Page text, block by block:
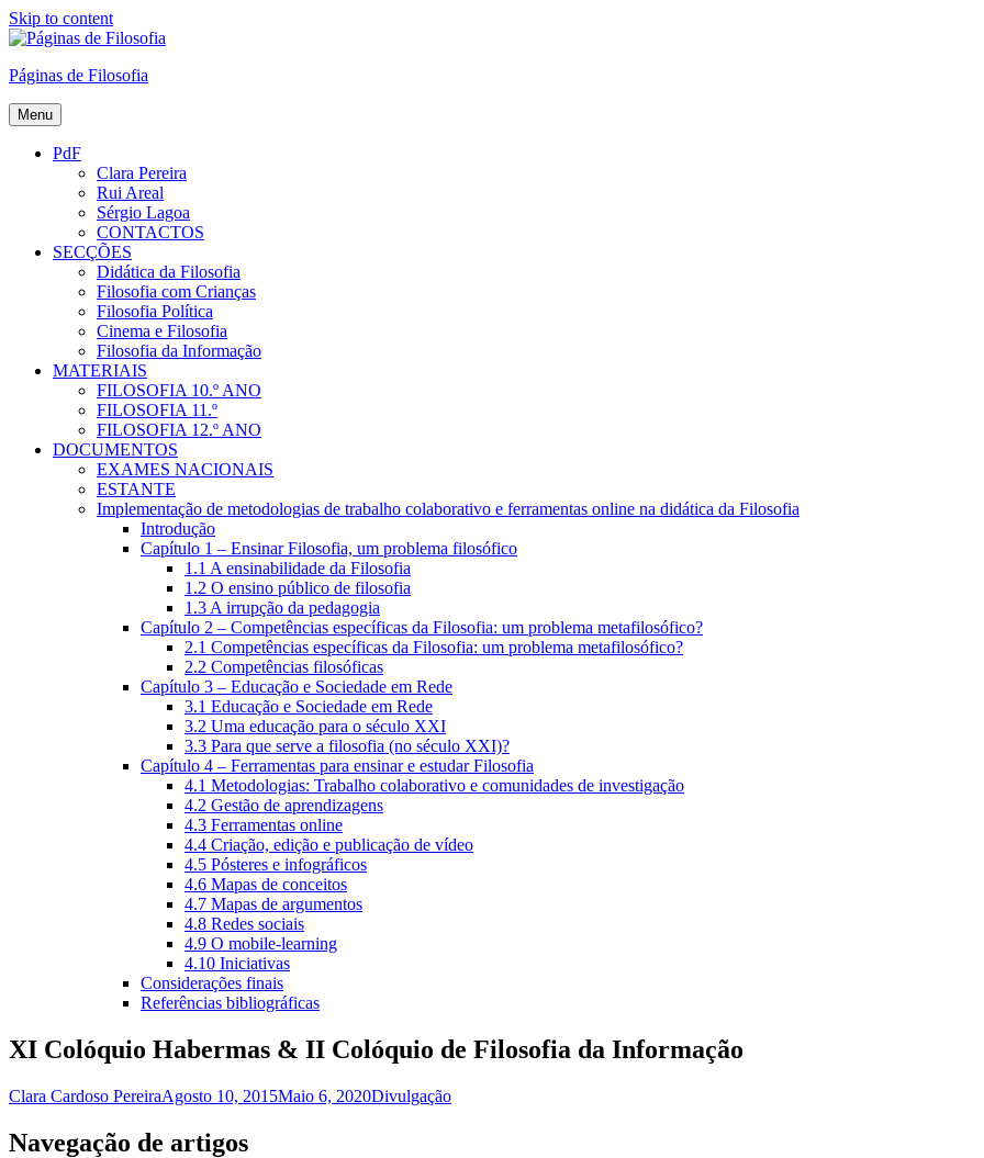
Skip to content
Páginas de Filosofia
Menu
PdF
Clara Pereira
Rui Areal
Sérgio Lagoa
CONTACTOS
SECÇÕES
Didática da Filosofia
Filosofia com Crianças
Filosofia Política
Cinema e Filosofia
Filosofia da Informação
MATERIAIS
FILOSOFIA 10.º ANO
FILOSOFIA 11.º
FILOSOFIA 12.º ANO
DOCUMENTOS
EXAMES NACIONAIS
ESTANTE
Implementação de metodologias de trabalho colaborativo e ferramentas online na didática da Filosofia
Introdução
Capítulo 1 – Ensinar Filosofia, um problema filosófico
1.1 A ensinabilidade da Filosofia
1.2 O ensino público de filosofia
1.3 A irrupção da pedagogia
Capítulo 2 – Competências específicas da Filosofia: um problema metafilosófico?
2.1 Competências específicas da Filosofia: um problema metafilosófico?
2.2 Competências filosóficas
Capítulo 3 – Educação e Sociedade em Rede
3.1 Educação e Sociedade em Rede
3.2 Uma educação para o século XXI
3.3 Para que serve a filosofia (no século XXI)?
Capítulo 4 – Ferramentas para ensinar e estudar Filosofia
4.1 Metodologias: Trabalho colaborativo e comunidades de investigação
4.2 Gestão de aprendizagens
4.3 Ferramentas online
4.4 Criação, edição e publicação de vídeo
4.5 Pósteres e infográficos
4.6 Mapas de conceitos
4.7 Mapas de argumentos
4.8 Redes sociais
4.9 O mobile-learning
4.10 Iniciativas
Considerações finais
Referências bibliográficas
XI Colóquio Habermas & II Colóquio de Filosofia da Informação
Clara Cardoso PereiraAgosto 10, 2015Maio 6, 2020Divulgação
Navegação de artigos